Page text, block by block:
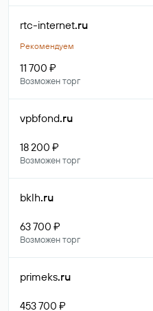
rtc-internet.ru
Рекомендуем
11 700 ₽
Возможен торг
vpbfond.ru
18 200 ₽
Возможен торг
bklh.ru
63 700 ₽
Возможен торг
primeks.ru
453 700 ₽